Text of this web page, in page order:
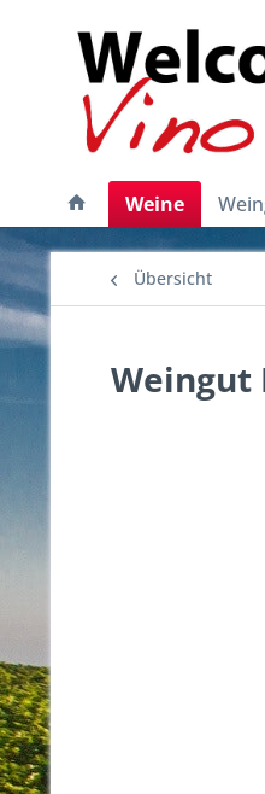
Weine
Übersicht
Weingut